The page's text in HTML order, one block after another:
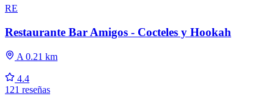
RE
Restaurante Bar Amigos - Cocteles y Hookah
A 0.21 km
4.4
121 reseñas